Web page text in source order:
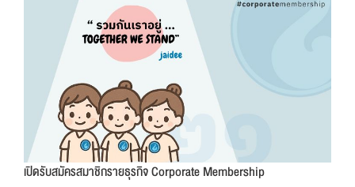
เปิดรับสมัครสมาชิกรายธุรกิจ Corporate Membership